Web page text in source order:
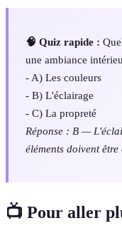
🧠 Quiz rapide :
une ambiance
- A) Les couleurs
- B) L'éclairage
- C) La propreté
Réponse : B —
éléments doivent
📺 Pour aller